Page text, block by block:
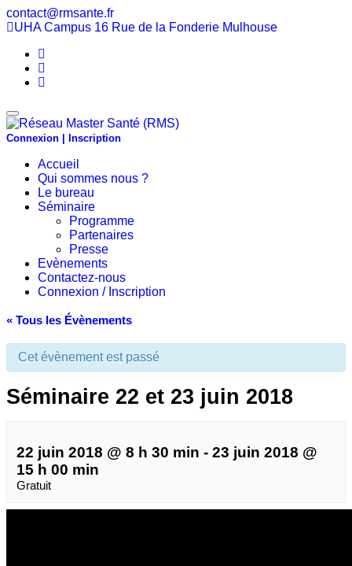
contact@rmsante.fr
UHA Campus 16 Rue de la Fonderie Mulhouse
Lien
Facebook
Lien
Linkedin
Youtube
Afficher/masquer
la
navigation
Connexion | Inscription
Aller
contenu
principal
Accueil
Qui sommes nous ?
Le bureau
Séminaire
Programme
Partenaires
Presse
Evènements
Contactez-nous
Connexion / Inscription
« Tous les Évènements
Cet évènement est passé
Séminaire 22 et 23 juin 2018
22 juin 2018 @ 8 h 30 min - 23 juin 2018 @
15 h 00 min
Gratuit